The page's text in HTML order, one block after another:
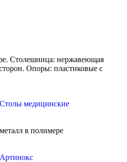
Столешница: нержавеющая
Опоры: пластиковые с
Столы медицинские
металл в полимере
Артинокс